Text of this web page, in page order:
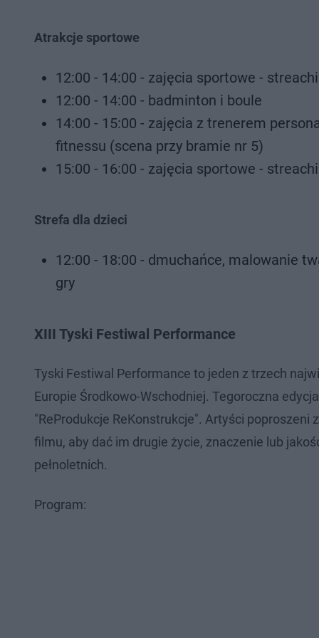
Atrakcje sportowe
12:00 - 14:00 - zajęcia sportowe -
12:00 - 14:00 - badminton i boule
14:00 - 15:00 - zajęcia z trenerem
fitnessu (scena przy bramie nr 5)
15:00 - 16:00 - zajęcia sportowe -
Strefa dla dzieci
12:00 - 18:00 - dmuchańce, malowanie
gry
XIII Tyski Festiwal Performance
Tyski Festiwal Performance to jeden z trzech
Europie Środkowo-Wschodniej. Tegoroczna
"ReProdukcje ReKonstrukcje". Artyści poproszeni
filmu, aby dać im drugie życie, znaczenie lub
pełnoletnich.
Program: